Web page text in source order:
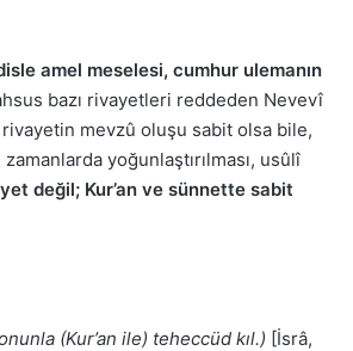
amel meselesi, cumhur ulemanın
bazı rivayetleri reddeden Nevevî
mevzû oluşu sabit olsa bile,
yoğunlaştırılması, usûlî
değil; Kur’an ve sünnette sabit
(Kur’an ile) teheccüd kıl.) [İsrâ,